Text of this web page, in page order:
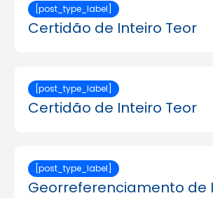
[post_type_label]
Certidão de Inteiro Teor
[post_type_label]
Certidão de Inteiro Teor
[post_type_label]
Georreferenciamento de